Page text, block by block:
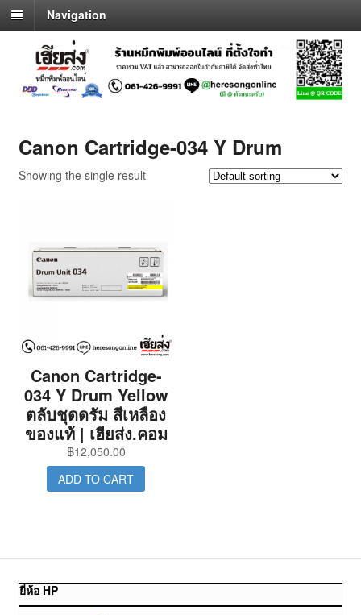
Navigation
Canon Cartridge-034 Y Drum
Showing the single result
Canon Cartridge-
034 Y Drum Yellow
ตลับชุดดรัม สีเหลือง
ของแท้ | เฮียส่ง.คอม
฿12,050.00
ADD TO CART
ยี่ห้อ HP